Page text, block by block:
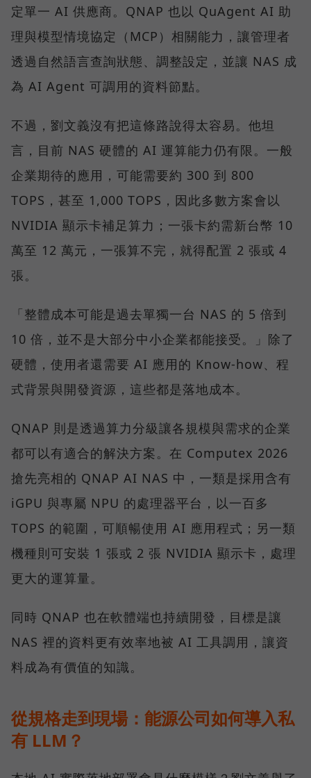
定單一 AI 供應商。QNAP 也以 QuAgent AI 助
理與模型情境協定（MCP）相關能力，讓管理者
透過自然語言查詢狀態、調整設定，並讓 NAS 成
為 AI Agent 可調用的資料節點。
不過，劉文義沒有把這條路說得太容易。他坦
言，目前 NAS 硬體的 AI 運算能力仍有限。一般
企業期待的應用，可能需要約 300 到 800
TOPS，甚至 1,000 TOPS，因此多數方案會以
NVIDIA 顯示卡補足算力；一張卡約需新台幣 10
萬至 12 萬元，一張算不完，就得配置 2 張或 4
張。
「整體成本可能是過去單獨一台 NAS 的 5 倍到
10 倍，並不是大部分中小企業都能接受。」除了
硬體，使用者還需要 AI 應用的 Know-how、程
式背景與開發資源，這些都是落地成本。
QNAP 則是透過算力分級讓各規模與需求的企業
都可以有適合的解決方案。在 Computex 2026
搶先亮相的 QNAP AI NAS 中，一類是採用含有
iGPU 與專屬 NPU 的處理器平台，以一百多
TOPS 的範圍，可順暢使用 AI 應用程式；另一類
機種則可安裝 1 張或 2 張 NVIDIA 顯示卡，處理
更大的運算量。
同時 QNAP 也在軟體端也持續開發，目標是讓
NAS 裡的資料更有效率地被 AI 工具調用，讓資
料成為有價值的知識。
從規格走到現場：能源公司如何導入私
有 LLM？